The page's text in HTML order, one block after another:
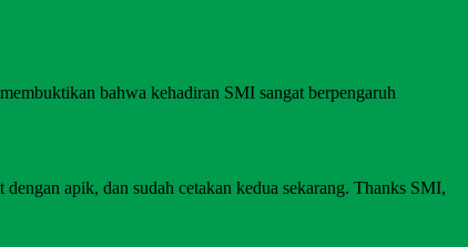
bahwa kehadiran SMI sangat berpengaruh
apik, dan sudah cetakan kedua sekarang. Thanks SMI,